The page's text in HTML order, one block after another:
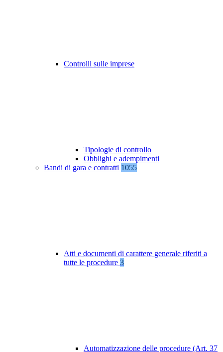
Controlli sulle imprese
Tipologie di controllo
Obblighi e adempimenti
Bandi di gara e contratti 1055
Atti e documenti di carattere generale riferiti a
tutte le procedure 3
Automatizzazione delle procedure (Art. 37